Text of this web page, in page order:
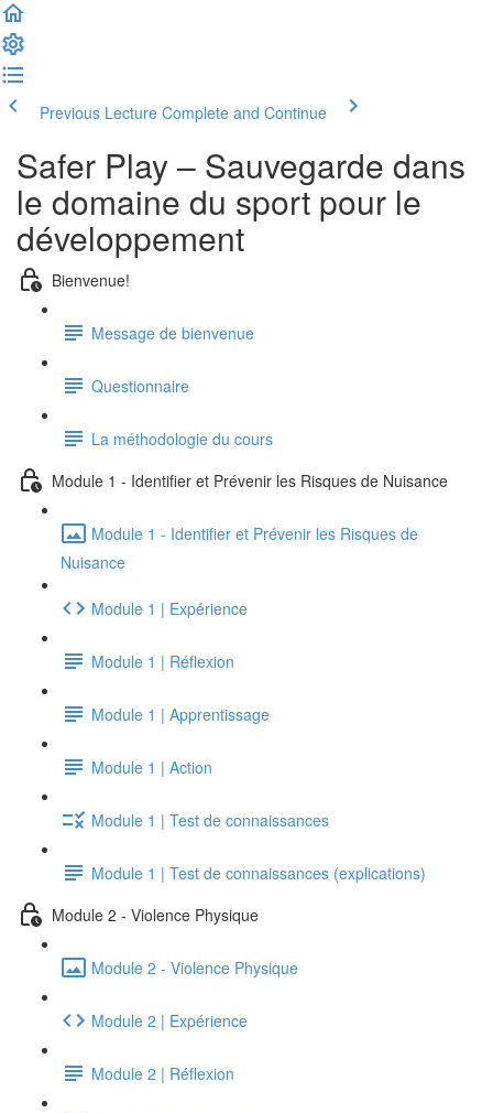
Previous Lecture Complete and Continue
Safer Play – Sauvegarde dans
le domaine du sport pour le
développement
Bienvenue!
Message de bienvenue
Questionnaire
La méthodologie du cours
Module 1 - Identifier et Prévenir les Risques de Nuisance
Module 1 - Identifier et Prévenir les Risques de
Nuisance
Module 1 | Expérience
Module 1 | Réflexion
Module 1 | Apprentissage
Module 1 | Action
Module 1 | Test de connaissances
Module 1 | Test de connaissances (explications)
Module 2 - Violence Physique
Module 2 - Violence Physique
Module 2 | Expérience
Module 2 | Réflexion